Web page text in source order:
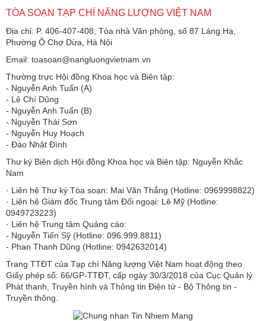
TÒA SOẠN TẠP CHÍ NĂNG LƯỢNG VIỆT NAM
Địa chỉ: P. 406-407-408, Tòa nhà Văn phòng, số 87 Láng Hạ,
Phường Ô Chợ Dừa, Hà Nội
Email: toasoan@nangluongvietnam.vn
Thường trực Hội đồng Khoa học và Biên tập:
​​​​​​- Nguyễn Anh Tuấn (A)
- Lê Chí Dũng
- Nguyễn Anh Tuấn (B)
- Nguyễn Thái Sơn
- Nguyễn Huy Hoạch
- Đào Nhật Đình
Thư ký Biên dịch Hội đồng Khoa học và Biên tập: Nguyễn Khắc
Nam
· Liên hệ Thư ký Tòa soạn: Mai Văn Thắng (Hotline: 0969998822)
· Liên hệ Giám đốc Trung tâm Đối ngoại: Lê Mỹ (Hotline:
0949723223)
· Liên hệ Trung tâm Quảng cáo:
- Nguyễn Tiến Sỹ (Hotline: 096.999.8811)
- Phan Thanh Dũng (Hotline: 0942632014)
Trang TTĐT của Tạp chí Năng lượng Việt Nam hoạt động theo
Giấy phép số: 66/GP-TTĐT, cấp ngày 30/3/2018 của Cục Quản lý
Phát thanh, Truyền hình và Thông tin Điện tử - Bộ Thông tin -
Truyền thông.